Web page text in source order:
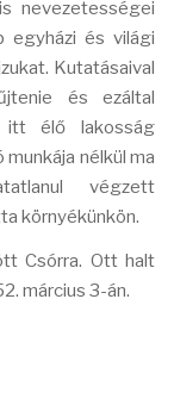
nevezetességei
egyházi és világi
Kutatásaival
és ezáltal
itt élő lakosság
nélkül ma
végzett
környékünkön.
Csórra. Ott halt
március 3-án.